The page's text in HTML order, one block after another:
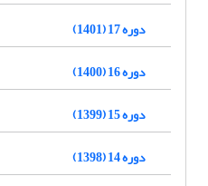
دوره 17 (1401)
دوره 16 (1400)
دوره 15 (1399)
دوره 14 (1398)